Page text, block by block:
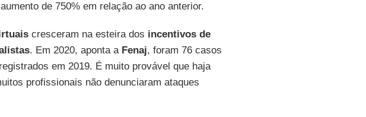
de 750% em relação ao ano anterior.
cresceram na esteira dos incentivos de
. Em 2020, aponta a Fenaj, foram 76 casos
em 2019. É muito provável que haja
profissionais não denunciaram ataques